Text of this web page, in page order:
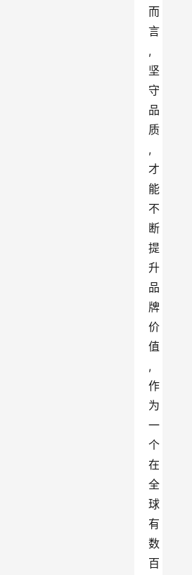
而
言
,
坚
守
品
质
,
才
能
不
断
提
升
品
牌
价
值
,
作
为
一
个
在
全
球
有
数
百